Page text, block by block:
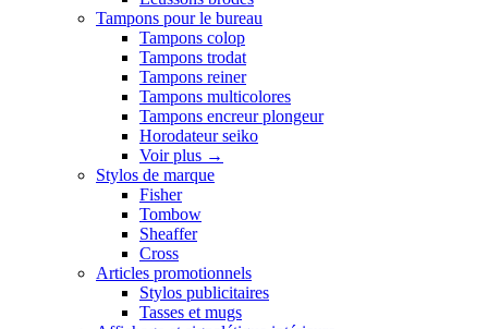
Tampons pour le bureau
Tampons colop
Tampons trodat
Tampons reiner
Tampons multicolores
Tampons encreur plongeur
Horodateur seiko
Voir plus →
Stylos de marque
Fisher
Tombow
Sheaffer
Cross
Articles promotionnels
Stylos publicitaires
Tasses et mugs